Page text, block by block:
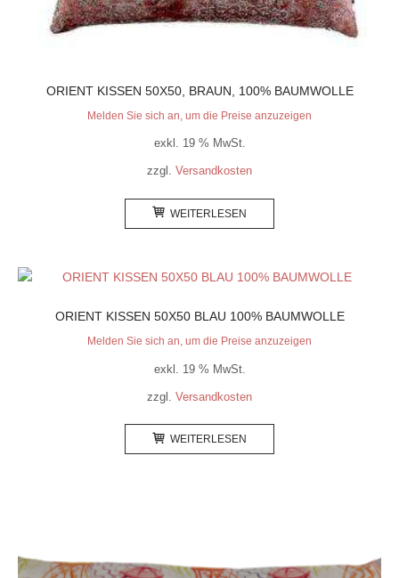
ORIENT KISSEN 50X50, BRAUN, 100% BAUMWOLLE
Melden Sie sich an, um die Preise anzuzeigen
exkl. 19 % MwSt.
zzgl. Versandkosten
WEITERLESEN
ORIENT KISSEN 50X50 BLAU 100% BAUMWOLLE
Melden Sie sich an, um die Preise anzuzeigen
exkl. 19 % MwSt.
zzgl. Versandkosten
WEITERLESEN